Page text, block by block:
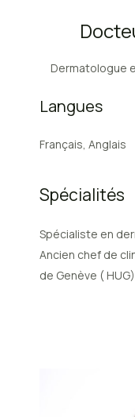
Dermatologue
Langues
Français, Anglais
Spécialités
Spécialiste en
Ancien chef de
de Genève ( HUG)